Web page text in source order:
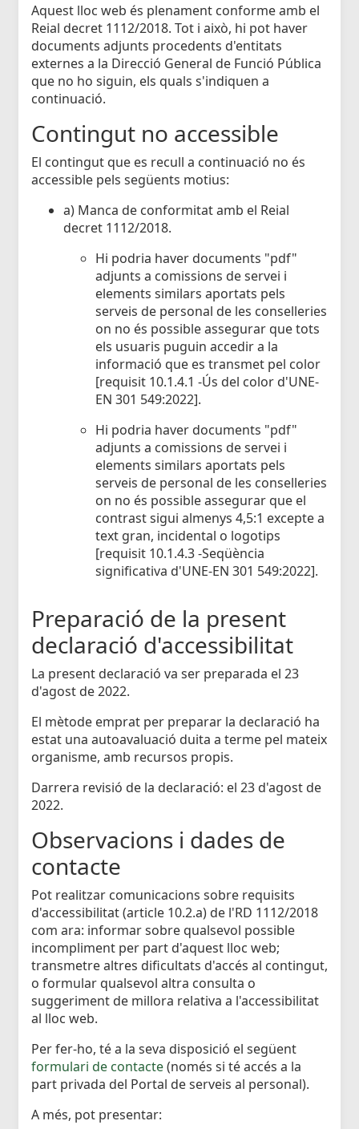
Aquest lloc web és plenament conforme amb el
Reial decret 1112/2018. Tot i això, hi pot haver
documents adjunts procedents d'entitats
externes a la Direcció General de Funció Pública
que no ho siguin, els quals s'indiquen a
continuació.
Contingut no accessible
El contingut que es recull a continuació no és
accessible pels següents motius:
a) Manca de conformitat amb el Reial
decret 1112/2018.
Hi podria haver documents "pdf"
adjunts a comissions de servei i
elements similars aportats pels
serveis de personal de les conselleries
on no és possible assegurar que tots
els usuaris puguin accedir a la
informació que es transmet pel color
[requisit 10.1.4.1 -Ús del color d'UNE-
EN 301 549:2022].
Hi podria haver documents "pdf"
adjunts a comissions de servei i
elements similars aportats pels
serveis de personal de les conselleries
on no és possible assegurar que el
contrast sigui almenys 4,5:1 excepte a
text gran, incidental o logotips
[requisit 10.1.4.3 -Seqüència
significativa d'UNE-EN 301 549:2022].
Preparació de la present
declaració d'accessibilitat
La present declaració va ser preparada el 23
d'agost de 2022.
El mètode emprat per preparar la declaració ha
estat una autoavaluació duita a terme pel mateix
organisme, amb recursos propis.
Darrera revisió de la declaració: el 23 d'agost de
2022.
Observacions i dades de
contacte
Pot realitzar comunicacions sobre requisits
d'accessibilitat (article 10.2.a) de l'RD 1112/2018
com ara: informar sobre qualsevol possible
incompliment per part d'aquest lloc web;
transmetre altres dificultats d'accés al contingut,
o formular qualsevol altra consulta o
suggeriment de millora relativa a l'accessibilitat
al lloc web.
Per fer-ho, té a la seva disposició el següent
formulari de contacte(només si té accés a la
part privada del Portal de serveis al personal).
A més, pot presentar: